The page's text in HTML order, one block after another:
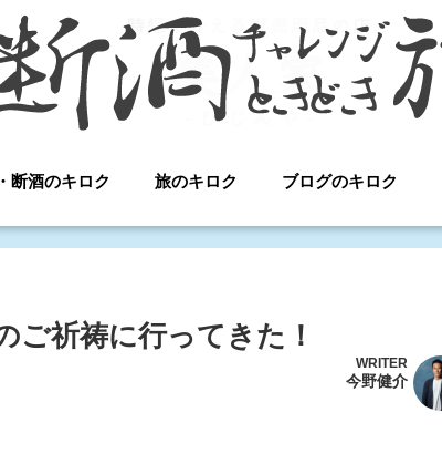
断酒のキロク 旅のキロク ブログのキロク
ご祈祷に行ってきた！
WRITER
今野健介